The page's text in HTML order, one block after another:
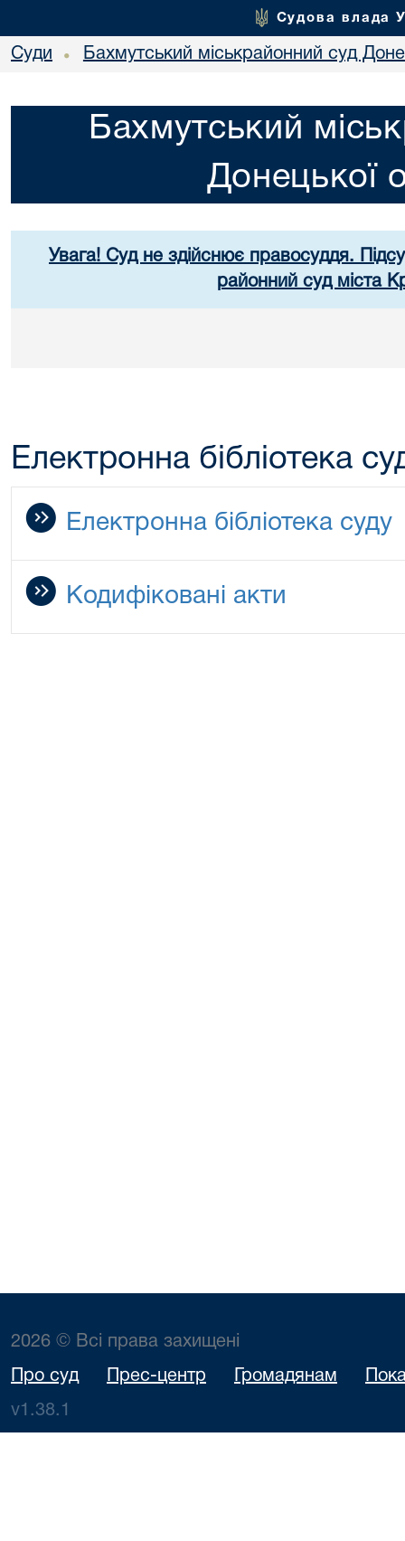
Судова влада
Суди • Бахмутський міськрайонний суд
Бахмутський
Донецької
Увага! Суд не здійснює правосуддя.
районний суд міста
Електронна бібліотека
Електронна бібліотека суду
Кодифіковані акти
2026 © Всі права захищені
Про суд Прес-центр Громадянам
v1.38.1